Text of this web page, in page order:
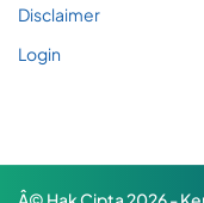
Disclaimer
Login